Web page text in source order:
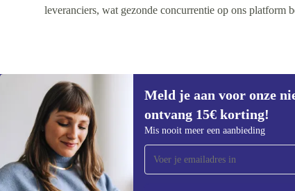
leveranciers, wat gezonde concurrentie op ons
Meld je aan voor onze
ontvang 15€ korting!
Mis nooit meer een aanbieding
Meld je aan voor onze nieuwsbrief en
ontvang €15 korting!
Mis nooit meer een aanbieding.